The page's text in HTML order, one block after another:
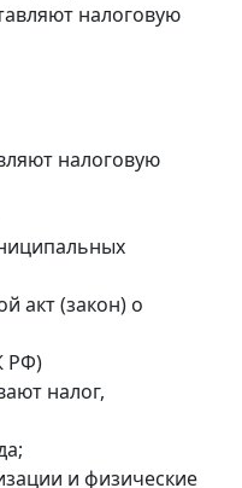
налоговую
налоговую
акт (закон) о
РФ)
налог,
и физические